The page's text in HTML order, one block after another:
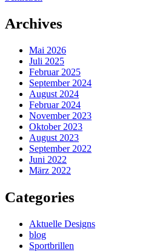
Archives
Mai 2026
Juli 2025
Februar 2025
September 2024
August 2024
Februar 2024
November 2023
Oktober 2023
August 2023
September 2022
Juni 2022
März 2022
Categories
Aktuelle Designs
blog
Sportbrillen